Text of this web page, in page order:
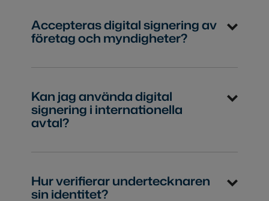
Accepteras digital signering av
företag och myndigheter?
Kan jag använda digital
signering i internationella
avtal?
Hur verifierar undertecknaren
sin identitet?